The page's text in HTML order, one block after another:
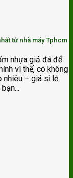
từ nhà máy Tphcm
nhựa giả đá để
vì thế, có không
nhiêu – giá sỉ lẻ